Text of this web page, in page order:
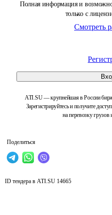
Полная информация и
только с
Смотреть
ATI.SU — крупнейшая в России
Зарегистрируйтесь и получите
на перевозку грузов
Поделиться
ID тендера в ATI.SU 14665